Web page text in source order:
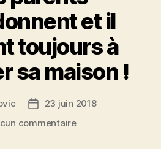
et il
toujours à
sa maison !
Date23 juin 2018
commentairesur